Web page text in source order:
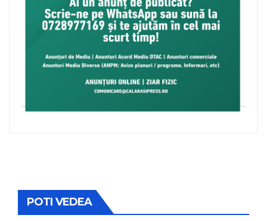
POTI VEDEA